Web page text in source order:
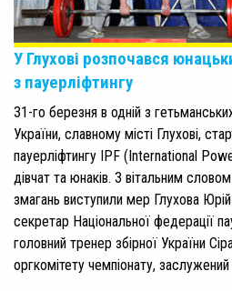
У Глухові розпочався
з пауерліфтингу
31-го березня в одній з
України, славному місті Глухові,
пауерліфтингу IPF (International
дівчат та юнаків. З вітальним
змагань виступили мер Глухова
секретар Національної федерації
головний тренер збірної України
оргкомітету чемпіонату,